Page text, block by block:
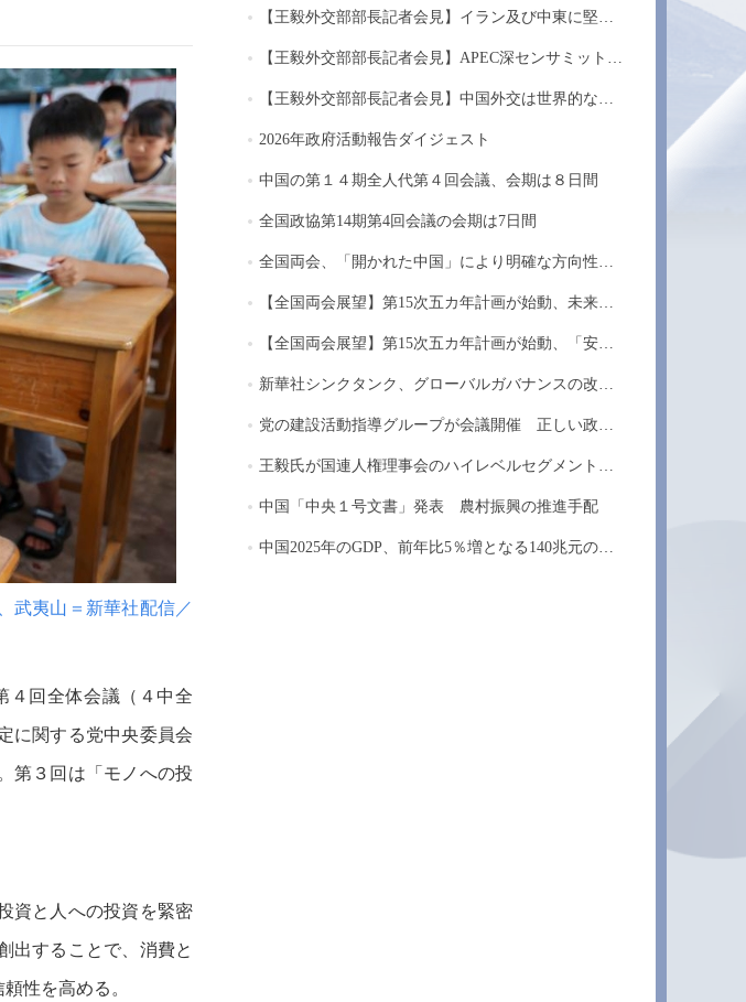
武夷山＝新華社配信／
回全体会議（４中全
に関する党中央委員会
第３回は「モノへの投
資と人への投資を緊密
出することで、消費と
性を高める。
【王毅外交部部長記者会見】イラン及び中東に堅持...
【王毅外交部部長記者会見】APEC深センサミットを...
【王毅外交部部長記者会見】中国外交は世界的な混...
2026年政府活動報告ダイジェスト
中国の第１４期全人代第４回会議、会期は８日間
全国政協第14期第4回会議の会期は7日間
全国両会、「開かれた中国」により明確な方向性を...
【全国両会展望】第15次五カ年計画が始動、未来産...
【全国両会展望】第15次五カ年計画が始動、「安定...
新華社シンクタンク、グローバルガバナンスの改革...
党の建設活動指導グループが会議開催 正しい政治...
王毅氏が国連人権理事会のハイレベルセグメントに...
中国「中央１号文書」発表 農村振興の推進手配
中国2025年のGDP、前年比5％増となる140兆元の大...